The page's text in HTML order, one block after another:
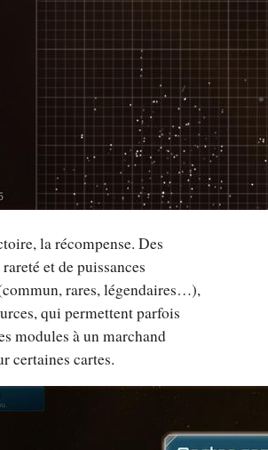
la récompense. Des
et de puissances
rares, légendaires…),
qui permettent parfois
modules à un marchand
certaines cartes.